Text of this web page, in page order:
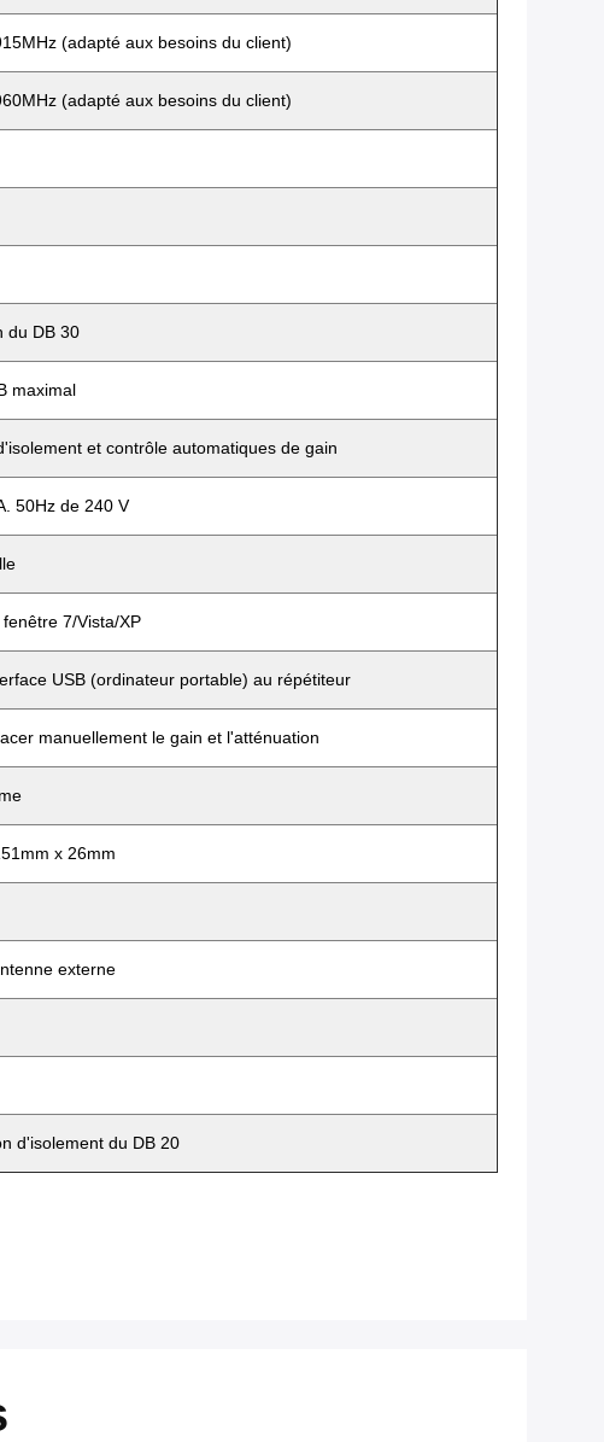
(adapté aux besoins du client)
(adapté aux besoins du client)
du DB 30
maximal
et contrôle automatiques de gain
50Hz de 240 V
7/Vista/XP
USB (ordinateur portable) au répétiteur
manuellement le gain et l'atténuation
x 26mm
externe
d'isolement du DB 20